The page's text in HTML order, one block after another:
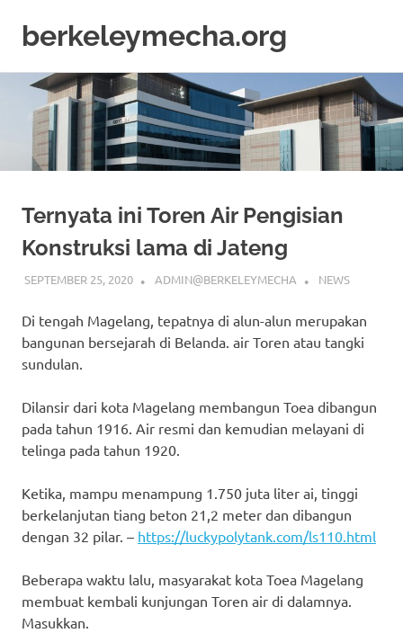
content
berkeleymecha.org
Bisnis
Terkini
Ternyata ini Toren Air Pengisian
Konstruksi lama di Jateng
SEPTEMBER 25, 2020 ADMIN@BERKELEYMECHA NEWS
Di tengah Magelang, tepatnya di alun-alun merupakan
bangunan bersejarah di Belanda. air Toren atau tangki
sundulan.
Dilansir dari kota Magelang membangun Toea dibangun
pada tahun 1916. Air resmi dan kemudian melayani di
telinga pada tahun 1920.
Ketika, mampu menampung 1.750 juta liter ai, tinggi
berkelanjutan tiang beton 21,2 meter dan dibangun
dengan 32 pilar. – https://luckypolytank.com/ls110.html
Beberapa waktu lalu, masyarakat kota Toea Magelang
membuat kembali kunjungan Toren air di dalamnya.
Masukkan.